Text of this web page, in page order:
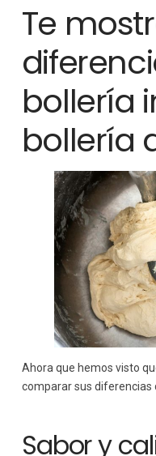
Te
bollería
bollería
Ahora que hemos visto
comparar sus diferencias
Sabor y